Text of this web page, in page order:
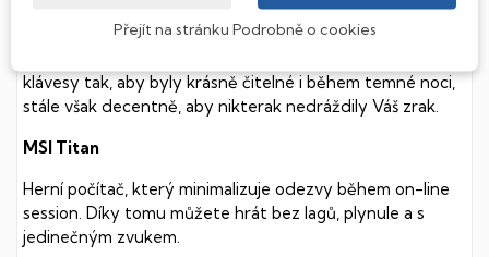
klávesy tak, aby byly krásně čitelné i během temné noci,
stále však decentně, aby nikterak nedráždily Váš zrak.
MSI Titan
Herní počítač, který minimalizuje odezvy během on-line
session. Díky tomu můžete hrát bez lagů, plynule a s
jedinečným zvukem.
Přejít na stránku Podrobně o cookies